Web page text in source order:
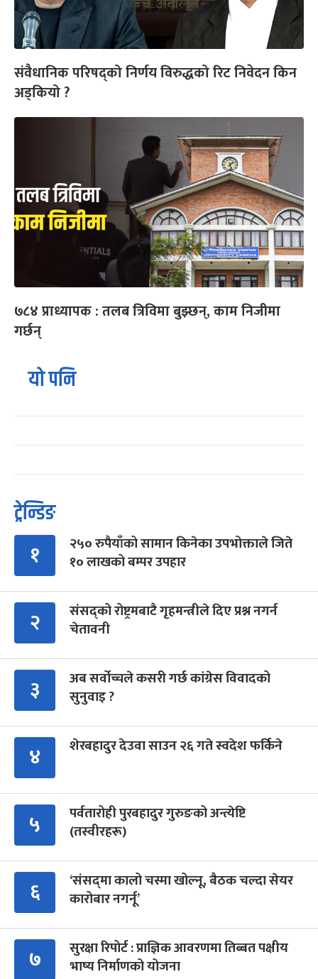
संवैधानिक परिषद्को निर्णय विरुद्धको रिट निवेदन किन
अड्कियो ?
७८४ प्राध्यापक : तलब त्रिविमा बुझ्छन्, काम निजीमा
गर्छन्
यो पनि
ट्रेन्डिङ
१
२५० रुपैयाँको सामान किनेका उपभोक्ताले जिते
१० लाखको बम्पर उपहार
२
संसद्को रोष्ट्रमबाटै गृहमन्त्रीले दिए प्रश्न नगर्न
चेतावनी
३
अब सर्वोच्चले कसरी गर्छ कांग्रेस विवादको
सुनुवाइ ?
४ शेरबहादुर देउवा साउन २६ गते स्वदेश फर्किने
५
पर्वतारोही पुरबहादुर गुरुङको अन्त्येष्टि
(तस्वीरहरू)
६
‘संसद्‍मा कालो चस्मा खोल्नू, बैठक चल्दा सेयर
कारोबार नगर्नू’
७
सुरक्षा रिपोर्ट : प्राज्ञिक आवरणमा तिब्बत पक्षीय
भाष्य निर्माणको योजना